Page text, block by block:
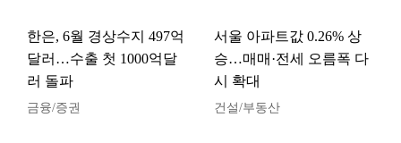
한은, 6월 경상수지 497억
달러…수출 첫 1000억달
러 돌파
금융/증권
서울 아파트값 0.26% 상
승…매매·전세 오름폭 다
시 확대
건설/부동산